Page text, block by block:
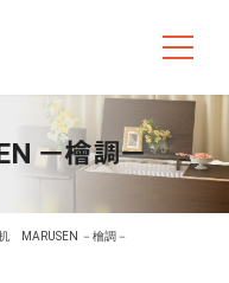
－檜調－
MARUSEN －檜調－